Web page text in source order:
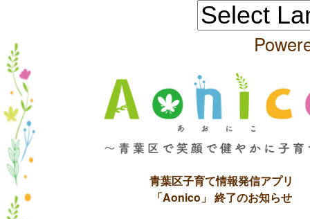
青葉区子育て情報発信アプリ
「Aonico」 終了のお知らせ